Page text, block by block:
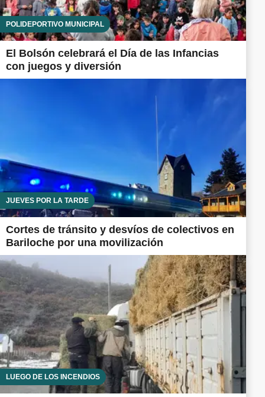
POLIDEPORTIVO MUNICIPAL
El Bolsón celebrará el Día de las Infancias
con juegos y diversión
JUEVES POR LA TARDE
Cortes de tránsito y desvíos de colectivos en
Bariloche por una movilización
LUEGO DE LOS INCENDIOS